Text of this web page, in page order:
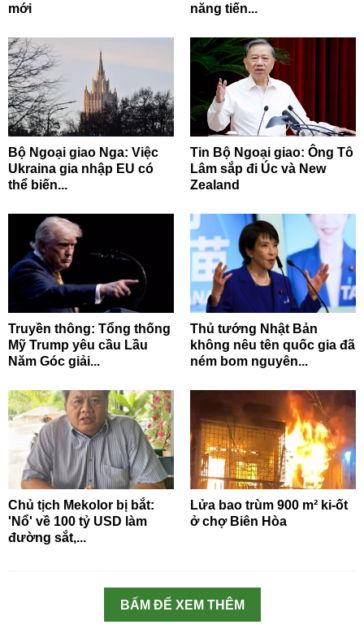
mới
năng tiến...
Bộ Ngoại giao Nga: Việc
Ukraina gia nhập EU có
thể biến...
Tin Bộ Ngoại giao: Ông Tô
Lâm sắp đi Úc và New
Zealand
Truyền thông: Tổng thống
Mỹ Trump yêu cầu Lầu
Năm Góc giải...
Thủ tướng Nhật Bản
không nêu tên quốc gia đã
ném bom nguyên...
Chủ tịch Mekolor bị bắt:
'Nổ' về 100 tỷ USD làm
đường sắt,...
Lửa bao trùm 900 m² ki-ốt
ở chợ Biên Hòa
BẤM ĐỂ XEM THÊM